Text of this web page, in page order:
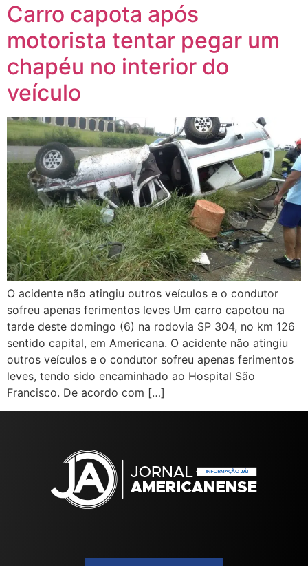
Carro capota após
motorista tentar pegar um
chapéu no interior do
veículo
O acidente não atingiu outros veículos e o condutor
sofreu apenas ferimentos leves Um carro capotou na
tarde deste domingo (6) na rodovia SP 304, no km 126
sentido capital, em Americana. O acidente não atingiu
outros veículos e o condutor sofreu apenas ferimentos
leves, tendo sido encaminhado ao Hospital São
Francisco. De acordo com […]